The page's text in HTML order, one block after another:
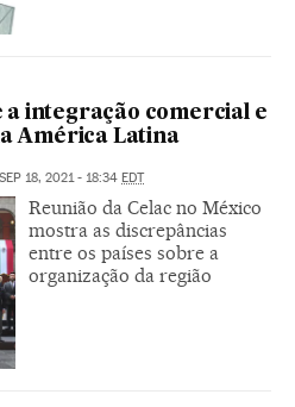
a integração comercial e
América Latina
SEP 18, 2021 - 18:34 EDT
Reunião da Celac no México
mostra as discrepâncias
entre os países sobre a
organização da região